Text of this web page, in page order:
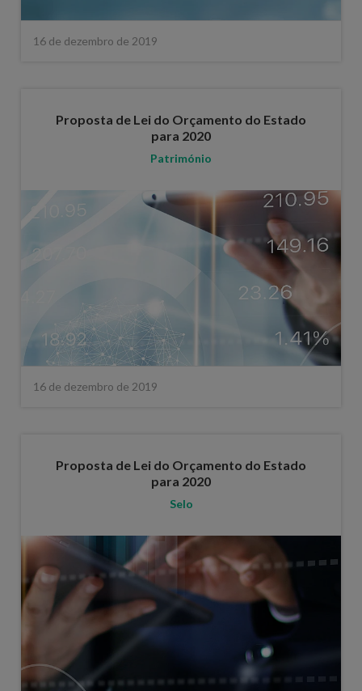
16 de dezembro de 2019
Proposta de Lei do Orçamento do Estado
para 2020
Património
16 de dezembro de 2019
Proposta de Lei do Orçamento do Estado
para 2020
Selo